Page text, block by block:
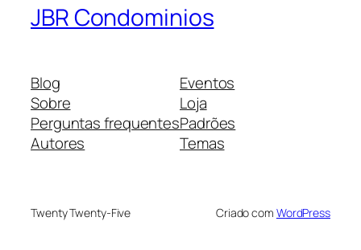
JBR Condominios
Blog
Sobre
Perguntas frequentes
Autores
Eventos
Loja
Padrões
Temas
Twenty Twenty-Five Criado com WordPress